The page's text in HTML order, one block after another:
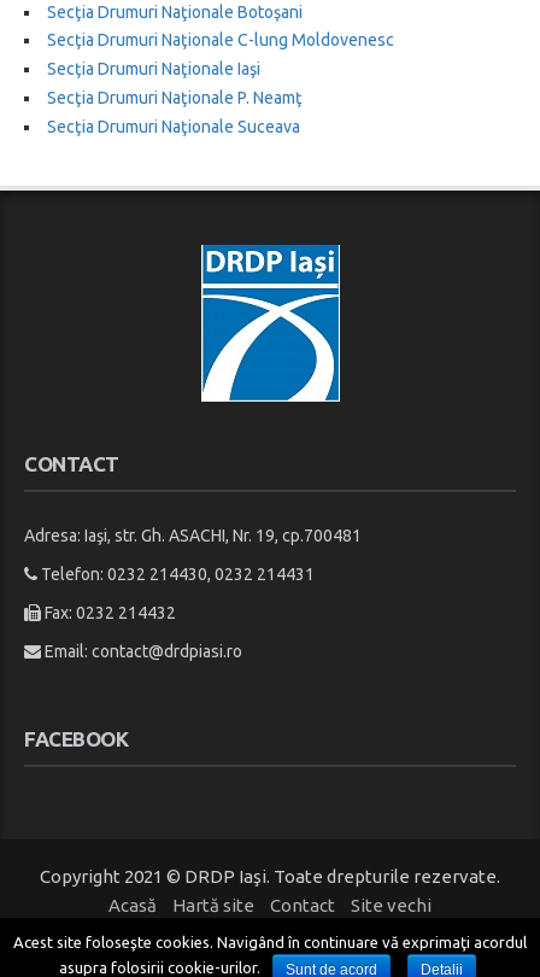
Secţia Drumuri Naţionale Botoşani
Secţia Drumuri Naţionale C-lung Moldovenesc
Secţia Drumuri Naţionale Iaşi
Secţia Drumuri Naţionale P. Neamţ
Secţia Drumuri Naţionale Suceava
CONTACT
Adresa: Iaşi, str. Gh. ASACHI, Nr. 19, cp.700481
Telefon: 0232 214430, 0232 214431
Fax: 0232 214432
Email: contact@drdpiasi.ro
FACEBOOK
Copyright 2021 © DRDP Iaşi. Toate drepturile rezervate.
Acasă
Hartă site Contact Site vechi
Acest site foloseşte cookies. Navigând în continuare vă exprimaţi acordul
asupra folosirii cookie-urilor.
Sunt de acord Detalii